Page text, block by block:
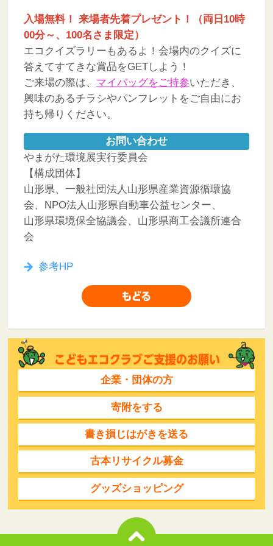
入場無料！ 来場者先着プレゼント！（両日10時
00分～、100名さま限定）
エコクイズラリーもあるよ！会場内のクイズに
答えてすてきな賞品をGETしよう！
ご来場の際は、 マイバッグをご持参いただき、
興味のあるチラシやパンフレットをご自由にお
持ち帰りください。
お問い合わせ
やまがた環境展実行委員会
【構成団体】
山形県、一般社団法人山形県産業資源循環協
会、NPO法人山形県自動車公益センター、
山形県環境保全協議会、山形県商工会議所連合
会
参考HP
企業・団体の方
寄附をする
書き損じはがきを送る
古本リサイクル募金
グッズショッピング